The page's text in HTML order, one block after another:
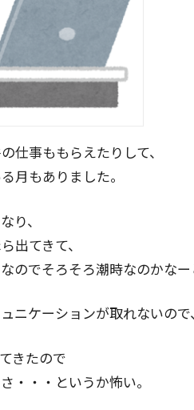
仕事ももらえたりして、
月もありました。
り、
出てきて、
のでそろそろ潮時なのかなー
ニケーションが取れないの
きたので
・・・というか怖い。